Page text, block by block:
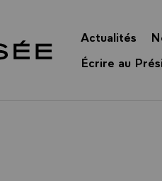
Actualités
Écrire au